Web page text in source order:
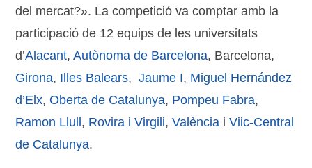
del mercat?». La competició va comptar amb la
participació de 12 equips de les universitats
d’Alacant,Autònoma de Barcelona, Barcelona,
Girona, Illes Balears,Jaume I, Miguel Hernández
d’Elx, Oberta de Catalunya, Pompeu Fabra,
Ramon Llull , Rovira i Virgili,València iViic-Central
de Catalunya.